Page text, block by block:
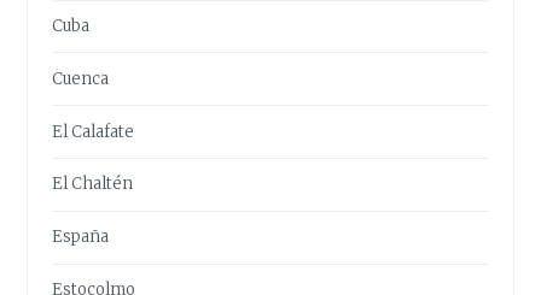
Cuba
Cuenca
El Calafate
El Chaltén
España
Estocolmo